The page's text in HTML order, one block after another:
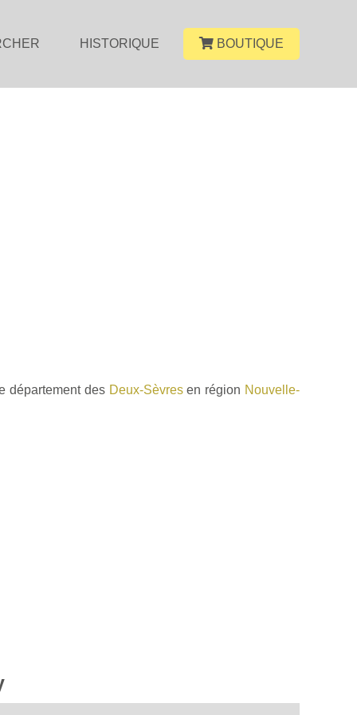
HISTORIQUE BOUTIQUE
département des Deux-Sèvresen région Nouvelle-